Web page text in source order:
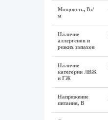
Мощность, Вт/
м
Наличие
аллергенов и
резких запахов
Наличие
категории ЛВЖ
и ГЖ
Напряжение
питания, В